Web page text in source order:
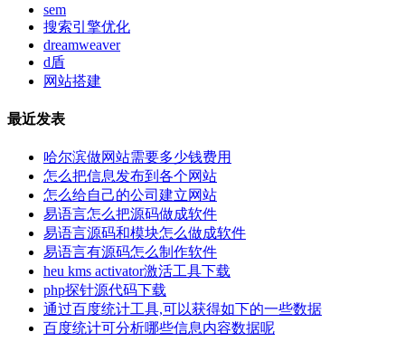
sem
搜索引擎优化
dreamweaver
d盾
网站搭建
最近发表
哈尔滨做网站需要多少钱费用
怎么把信息发布到各个网站
怎么给自己的公司建立网站
易语言怎么把源码做成软件
易语言源码和模块怎么做成软件
易语言有源码怎么制作软件
heu kms activator激活工具下载
php探针源代码下载
通过百度统计工具,可以获得如下的一些数据
百度统计可分析哪些信息内容数据呢